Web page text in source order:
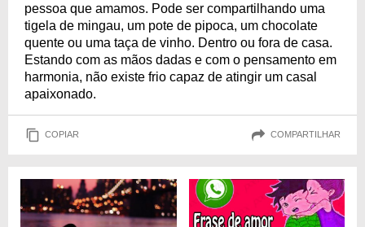
pessoa que amamos. Pode ser compartilhando uma
tigela de mingau, um pote de pipoca, um chocolate
quente ou uma taça de vinho. Dentro ou fora de casa.
Estando com as mãos dadas e com o pensamento em
harmonia, não existe frio capaz de atingir um casal
apaixonado.
COPIAR COMPARTILHAR